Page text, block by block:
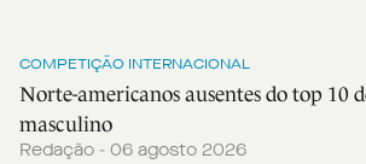
COMPETIÇÃO INTERNACIONAL
Norte-americanos ausentes do top 10
masculino
Redação - 06 agosto 2026